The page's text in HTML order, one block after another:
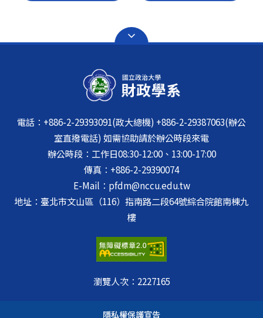
電話：+886-2-29393091(政大總機) +886-2-29387063(辦公
室直撥電話) 如需協助請於辦公時段來電
辦公時段：工作日08:30-12:00、13:00-17:00
傳真：+886-2-29390074
E-Mail：pfdm@nccu.edu.tw
地址：臺北市文山區（116）指南路二段64號綜合院館南棟九
樓
瀏覽人次： 2227165
隱私權保護宣告